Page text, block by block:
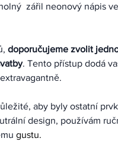
zářil neonový nápis
doporučujeme zvolit
. Tento přístup dodá
aby byly ostatní
design, používám
gustu.